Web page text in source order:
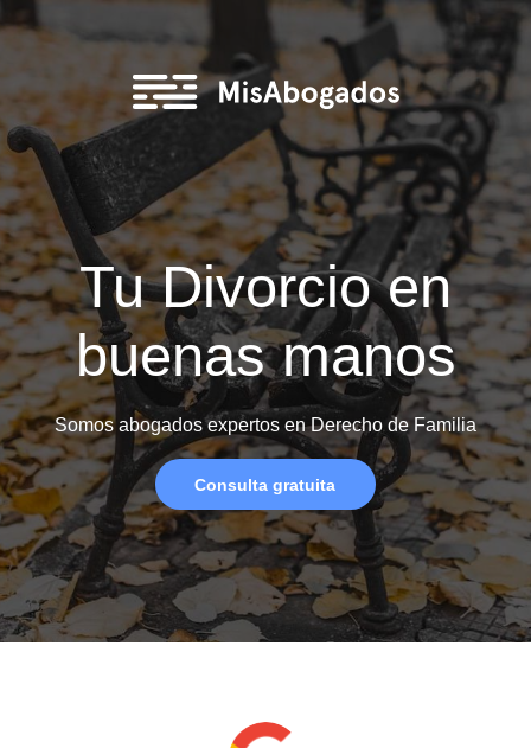
Tu Divorcio en
buenas manos
Somos abogados expertos en Derecho de Familia
Consulta gratuita